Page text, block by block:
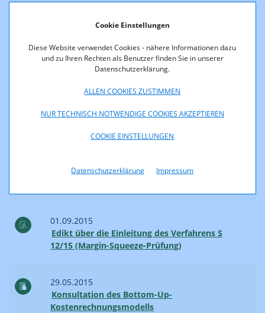
Cookie Einstellungen
Diese Website verwendet Cookies - nähere Informationen dazu
und zu Ihren Rechten als Benutzer finden Sie in unserer
Datenschutzerklärung.
ALLEN COOKIES ZUSTIMMEN
NUR TECHNISCH NOTWENDIGE COOKIES AKZEPTIEREN
COOKIE EINSTELLUNGEN
Datenschutzerklärung Impressum
13.10.2015
Konsultation zu M 1.2/15 - Terminierung
in einzelne öffentliche Telefonnetze an
Stellungnahmen
23.09.2015
2012 (NÜV 2012)
01.09.2015
Edikt über die Einleitung des Verfahrens S
12/15 (Margin-Squeeze-Prüfung)
29.05.2015
Konsultation des Bottom-Up-
Kostenrechnungsmodells